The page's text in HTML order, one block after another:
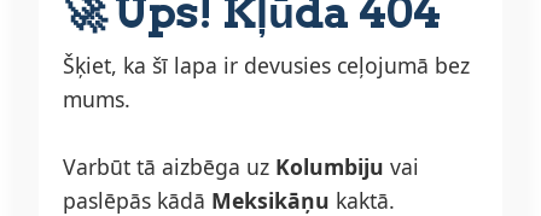
🚀 Ups! Kļūda 404
Šķiet, ka šī lapa ir devusies ceļojumā bez
mums.
Varbūt tā aizbēga uz Kolumbiju vai
paslēpās kādā Meksikāņu kaktā.